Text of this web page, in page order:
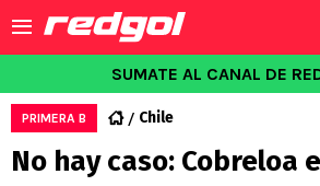
SUMATE AL CANAL DE
PRIMERA B Chile
No hay caso: Cobreloa